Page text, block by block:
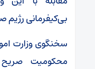
بی‌کیفرمانی
سخنگوی وزارت
محکومیت صریح